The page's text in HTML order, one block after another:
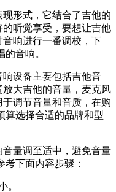
形式，它结合了吉他的
听觉享受，要想让吉他
响进行一番调校，下
音响。
设备主要包括吉他音
大吉他的音量，麦克风
调节音量和音质，在购
算选择合适的品牌和型
量调至适中，避免音量
下面内容步骤：
。